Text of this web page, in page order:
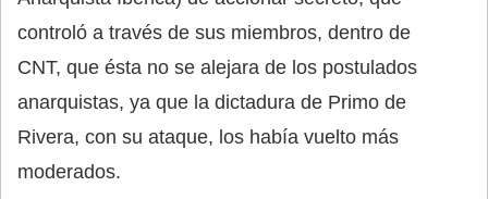
controló a través de sus miembros, dentro de
CNT, que ésta no se alejara de los postulados
anarquistas, ya que la dictadura de Primo de
Rivera, con su ataque, los había vuelto más
moderados.